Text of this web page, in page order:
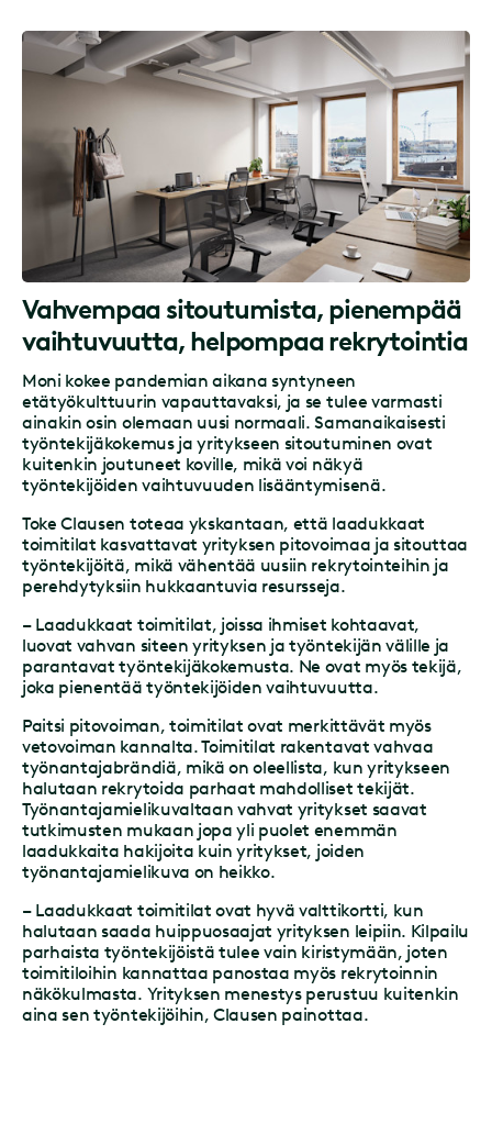
Vahvempaa sitoutumista, pienempää
vaihtuvuutta, helpompaa rekrytointia
Moni kokee pandemian aikana syntyneen
etätyökulttuurin vapauttavaksi, ja se tulee varmasti
ainakin osin olemaan uusi normaali. Samanaikaisesti
työntekijäkokemus ja yritykseen sitoutuminen ovat
kuitenkin joutuneet koville, mikä voi näkyä
työntekijöiden vaihtuvuuden lisääntymisenä.
Toke Clausen toteaa ykskantaan, että laadukkaat
toimitilat kasvattavat yrityksen pitovoimaa ja sitouttaa
työntekijöitä, mikä vähentää uusiin rekrytointeihin ja
perehdytyksiin hukkaantuvia resursseja.
– Laadukkaat toimitilat, joissa ihmiset kohtaavat,
luovat vahvan siteen yrityksen ja työntekijän välille ja
parantavat työntekijäkokemusta. Ne ovat myös tekijä,
joka pienentää työntekijöiden vaihtuvuutta.
Paitsi pitovoiman, toimitilat ovat merkittävät myös
vetovoiman kannalta. Toimitilat rakentavat vahvaa
työnantajabrändiä, mikä on oleellista, kun yritykseen
halutaan rekrytoida parhaat mahdolliset tekijät.
Työnantajamielikuvaltaan vahvat yritykset saavat
tutkimusten mukaan jopa yli puolet enemmän
laadukkaita hakijoita kuin yritykset, joiden
työnantajamielikuva on heikko.
– Laadukkaat toimitilat ovat hyvä valttikortti, kun
halutaan saada huippuosaajat yrityksen leipiin. Kilpailu
parhaista työntekijöistä tulee vain kiristymään, joten
toimitiloihin kannattaa panostaa myös rekrytoinnin
näkökulmasta. Yrityksen menestys perustuu kuitenkin
aina sen työntekijöihin, Clausen painottaa.